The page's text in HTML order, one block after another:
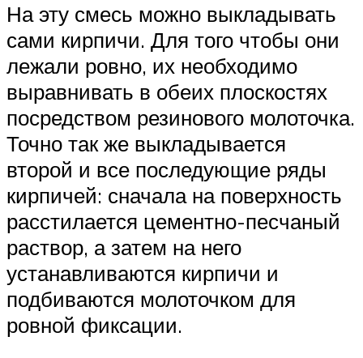
На эту смесь можно выкладывать
сами кирпичи. Для того чтобы они
лежали ровно, их необходимо
выравнивать в обеих плоскостях
посредством резинового молоточка.
Точно так же выкладывается
второй и все последующие ряды
кирпичей: сначала на поверхность
расстилается цементно-песчаный
раствор, а затем на него
устанавливаются кирпичи и
подбиваются молоточком для
ровной фиксации.